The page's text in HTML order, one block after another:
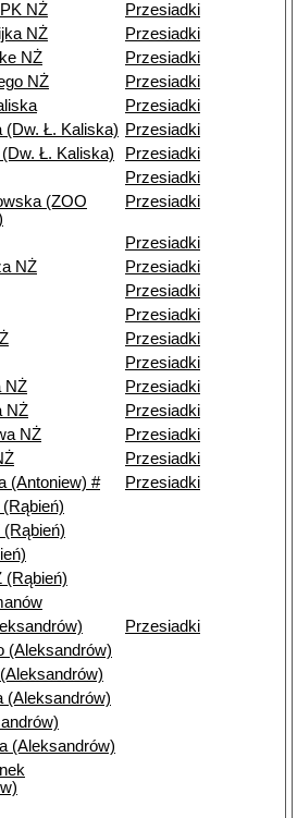
NŻ
Przesiadki
NŻ
Przesiadki
NŻ
Przesiadki
NŻ
Przesiadki
Przesiadki
(Dw. Ł. Kaliska) Przesiadki
Ł. Kaliska)
Przesiadki
Przesiadki
(ZOO
Przesiadki
Przesiadki
NŻ
Przesiadki
Przesiadki
Przesiadki
Przesiadki
Przesiadki
NŻ
Przesiadki
NŻ
Przesiadki
NŻ
Przesiadki
Przesiadki
(Antoniew) #
Przesiadki
(Rąbień)
Przesiadki
(Aleksandrów)
(Aleksandrów)
(Aleksandrów)